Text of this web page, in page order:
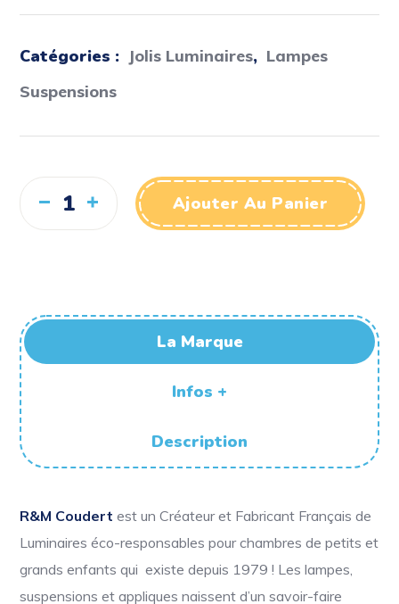
Catégories : Jolis Luminaires, Lampes
Suspensions
Ajouter Au Panier
La Marque
Infos +
Description
R&M Coudertest un Créateur et Fabricant Français de
Luminaires éco-responsables pour chambres de petits et
grands enfants qui existe depuis 1979 ! Les lampes,
suspensions et appliques naissent d’un savoir-faire